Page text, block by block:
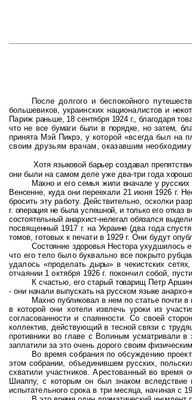
После долгого и беспокойного
большевиков, украинских националистов и
Париж раньше, 18 сентября 1924 г., благодаря
что не все бумаги были в порядке, но затем,
принята Мэй Пикрэ, у которой «всегда был на
своим друзьям врачам, оказавшим
Хотя языковой барьер создавал
они были на самом деле уже два-три года
Махно и его семья жили вначале у
Венсенне, куда они переехали 21 июня 1926 г.
бросить эту работу. Действительно, осколки
г. операция не была успешной, и только его отказ
состоятельный анархист-нелегал обязался
посвященный 1917 г. на Украине (два года спустя
томов, готовых к печати в 1929 г. Они будут
Состояние здоровья Нестора ухудшилось
что его тело было буквально все покрыто
удалось«проделать дыры» в чекистских
отчаянии 1 октября 1926 г. покончил собой,
К счастью, его старый товарищ Петр
- они начали выпускать на русском языке анархо-
Махно публиковал в нем по статье почти
в которой они хотели извлечь уроки из
согласованности и спаянности. Со своей
коллектив, действующий в тесной связи с
противники во главе с Волиным усматривали
заплатили за это очень дорого своим
Во время собрания по обсуждению
этом собрании, объединившем русских, поль­
схватили участников. Арестованный во
Шиаппу, с которым он был знаком вследствие
испытательного срока в три месяца, начиная с